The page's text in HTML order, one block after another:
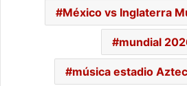
México vs Inglaterra
mundial
música estadio